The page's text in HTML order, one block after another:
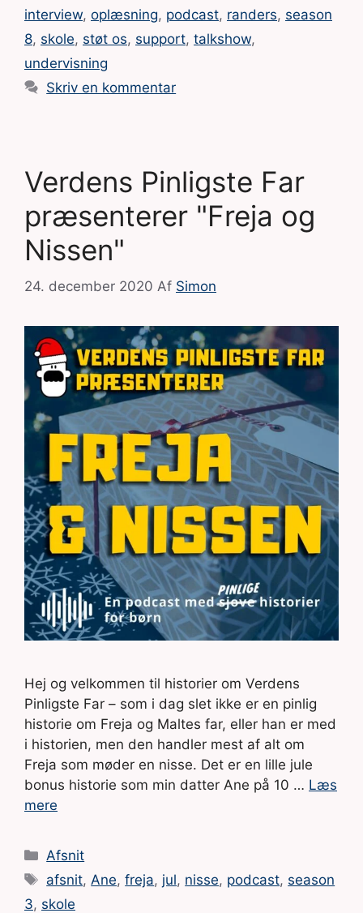
interview, oplæsning, podcast, randers, season
8, skole, støt os, support, talkshow,
undervisning
Skriv en kommentar
Verdens Pinligste Far
præsenterer "Freja og
Nissen"
24. december 2020 Af Simon
Hej og velkommen til historier om Verdens
Pinligste Far – som i dag slet ikke er en pinlig
historie om Freja og Maltes far, eller han er med
i historien, men den handler mest af alt om
Freja som møder en nisse. Det er en lille jule
bonus historie som min datter Ane på 10 … Læs
mere
Kategorier
Afsnit
Tags
afsnit, Ane,freja, jul, nisse, podcast, season
3, skole